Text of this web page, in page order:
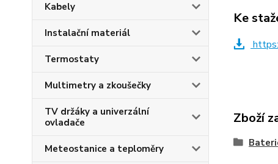
Kabely
Instalační materiál
Termostaty
Multimetry a zkoušečky
TV držáky a univerzální
ovladače
Meteostanice a teploměry
Ke
Zboží